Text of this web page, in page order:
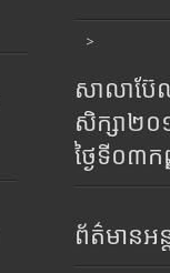
>
សាលាប៊ែ
សិក្សា២
ថ្ងៃទី០៣
ព័ត៌មានអន្